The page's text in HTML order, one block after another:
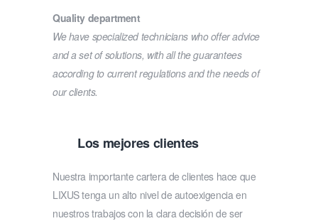
Quality department
We have specialized technicians who offer advice
and a set of solutions, with all the guarantees
according to current regulations and the needs of
our clients.
Los mejores clientes
Nuestra importante cartera de clientes hace que
LIXUS tenga un alto nivel de autoexigencia en
nuestros trabajos con la clara decisión de ser